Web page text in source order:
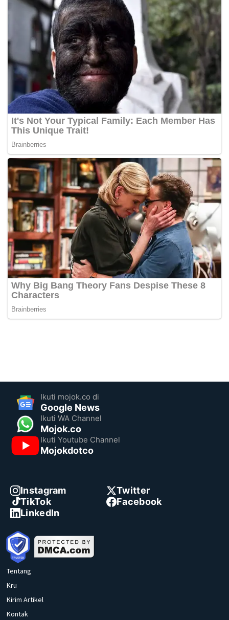
Ikuti mojok.co di
Google News
Ikuti WA Channel
Mojok.co
Ikuti Youtube Channel
Mojokdotco
Instagram
Twitter
TikTok
Facebook
LinkedIn
Tentang
Kru
Kirim Artikel
Kontak